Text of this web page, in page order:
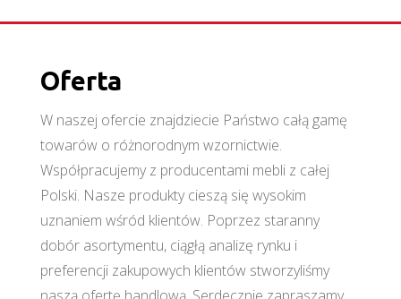
Oferta
W naszej ofercie znajdziecie Państwo całą gamę
towarów o różnorodnym wzornictwie.
Współpracujemy z producentami mebli z całej
Polski. Nasze produkty cieszą się wysokim
uznaniem wśród klientów. Poprzez staranny
dobór asortymentu, ciągłą analizę rynku i
preferencji zakupowych klientów stworzyliśmy